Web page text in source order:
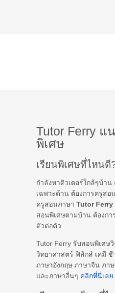
Tutor Ferry แ
พิเศษ
เรียนพิเศษที่ไหนดี
กำลังหาติวเตอร์ใกล้ๆบ้า
เฉพาะด้าน ต้องการครูสอ
ครูสอนภาษา Tutor Ferry
สอนพิเศษตามบ้าน ต้องกา
ตัวต่อตัว
Tutor Ferry รับสอนพิเศษ
วิทยาศาสตร์ ฟิสิกส์ เคมี
ภาษาอังกฤษ ภาษาจีน ภา
และภาษาอื่นๆ คลิกที่นี่เลย